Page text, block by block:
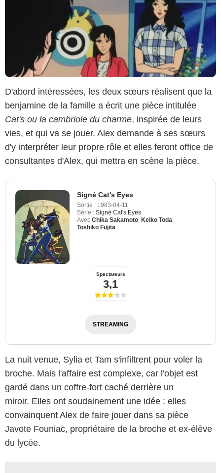
D'abord intéressées, les deux sœurs réalisent que la
benjamine de la famille a écrit une pièce intitulée
Cat's ou la cambriole du charme, inspirée de leurs
vies, et qui va se jouer. Alex demande à ses sœurs
d'y interpréter leur propre rôle et elles feront office de
consultantes d'Alex, qui mettra en scène la pièce.
Signé Cat's Eyes
Sortie : 1983-04-11
Série : Signé Cat's Eyes
Avec Chika Sakamoto Keiko Toda
Toshiko Fujita
Spectateurs
3,1
STREAMING
La nuit venue, Sylia et Tam s'infiltrent pour voler la
broche. Mais l'affaire est complexe, car l'objet est
gardé dans un coffre-fort caché derrière un
miroir. Elles ont soudainement une idée : elles
convainquent Alex de faire jouer dans sa pièce
Javote Founiac, propriétaire de la broche et ex-élève
du lycée.